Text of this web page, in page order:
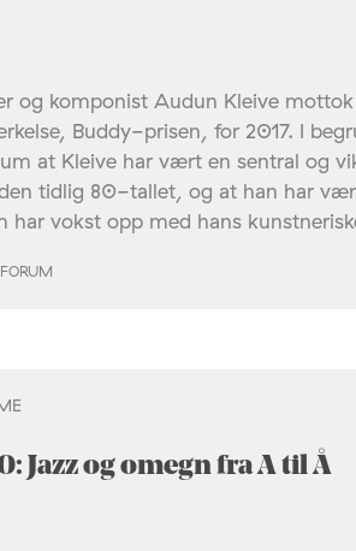
og komponist Audun Kleive mottok
Buddy-prisen, for 2017. I
at Kleive har vært en sentral og
tidlig 80-tallet, og at han har
har vokst opp med hans
Jazz og omegn fra A til Å